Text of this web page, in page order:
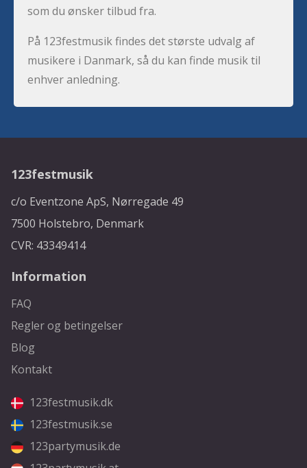
som du ønsker tilbud fra.
På 123festmusik findes det største udvalg af
musikere i Danmark, så du kan finde musik til
enhver anledning.
123festmusik
c/o Eventzone ApS, Nørregade 49
7500 Holstebro, Denmark
CVR: 43349414
Information
FAQ
Regler og betingelser
Blog
Kontakt
123festmusik.dk
123festmusik.se
123partymusik.de